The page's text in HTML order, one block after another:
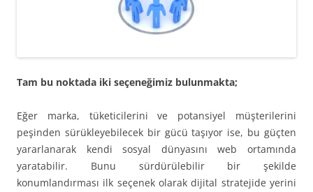
Tam bu noktada iki seçeneğimiz bulunmakta;
Eğer marka, tüketicilerini ve potansiyel müşterilerini
peşinden sürükleyebilecek bir gücü taşıyor ise, bu güçten
yararlanarak kendi sosyal dünyasını web ortamında
yaratabilir. Bunu sürdürülebilir bir şekilde
konumlandırması ilk seçenek olarak dijital stratejide yerini